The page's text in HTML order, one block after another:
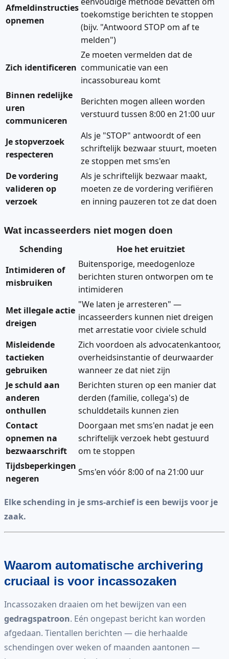
Afmeldinstructies
opnemen
toekomstige berichten te stoppen
(bijv. "Antwoord STOP om af te
melden")
Zich identificeren
Ze moeten vermelden dat de
communicatie van een
incassobureau komt
Binnen redelijke
uren
communiceren
Berichten mogen alleen worden
verstuurd tussen 8:00 en 21:00 uur
Je stopverzoek
respecteren
Als je "STOP" antwoordt of een
schriftelijk bezwaar stuurt, moeten
ze stoppen met sms'en
De vordering
valideren op
verzoek
Als je schriftelijk bezwaar maakt,
moeten ze de vordering verifiëren
en inning pauzeren tot ze dat doen
Wat incasseerders niet mogen doen
Schending
Hoe het eruitziet
Intimideren of
misbruiken
Buitensporige, meedogenloze
berichten sturen ontworpen om te
intimideren
Met illegale actie
dreigen
"We laten je arresteren" —
incasseerders kunnen niet dreigen
met arrestatie voor civiele schuld
Misleidende
tactieken
gebruiken
Zich voordoen als advocatenkantoor,
overheidsinstantie of deurwaarder
wanneer ze dat niet zijn
Je schuld aan
anderen
onthullen
Berichten sturen op een manier dat
derden (familie, collega's) de
schulddetails kunnen zien
Contact
opnemen na
bezwaarschrift
Doorgaan met sms'en nadat je een
schriftelijk verzoek hebt gestuurd
om te stoppen
Tijdsbeperkingen
negeren
Sms'en vóór 8:00 of na 21:00 uur
Elke schending in je sms-archief is een bewijs voor je
zaak.
Waarom automatische archivering
cruciaal is voor incassozaken
Incassozaken draaien om het bewijzen van een
gedragspatroon. Eén ongepast bericht kan worden
afgedaan. Tientallen berichten — die herhaalde
schendingen over weken of maanden aantonen —